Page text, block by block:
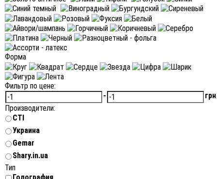
Форма
Фильтр по цене:
-
грн
Производители:
CTI
Украина
Gemar
Shary.in.ua
Тип